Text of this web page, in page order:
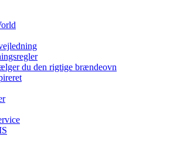
du den rigtige brændeovn